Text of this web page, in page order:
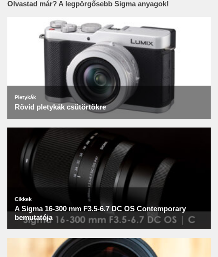
Olvastad már? A legpörgősebb Sigma anyagok!